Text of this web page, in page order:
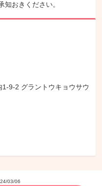
おきください。
9-2 グラントウキョウサウ
03/06